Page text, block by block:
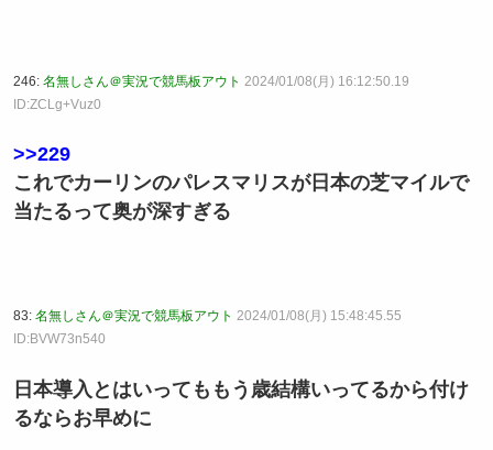
246: 名無しさん＠実況で競馬板アウト 2024/01/08(月) 16:12:50.19
ID:ZCLg+Vuz0
>>229
これでカーリンのパレスマリスが日本の芝マイルで
当たるって奥が深すぎる
83: 名無しさん＠実況で競馬板アウト 2024/01/08(月) 15:48:45.55
ID:BVW73n540
日本導入とはいってももう歳結構いってるから付け
るならお早めに